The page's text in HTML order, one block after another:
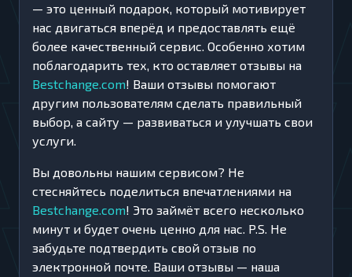
— это ценный подарок, который мотивирует
нас двигаться вперёд и предоставлять ещё
более качественный сервис. Особенно хотим
поблагодарить тех, кто оставляет отзывы на
Bestchange.com! Ваши отзывы помогают
другим пользователям сделать правильный
выбор, а сайту — развиваться и улучшать свои
услуги.
Вы довольны нашим сервисом? Не
стесняйтесь поделиться впечатлениями на
Bestchange.com! Это займёт всего несколько
минут и будет очень ценно для нас. P.S. Не
забудьте подтвердить свой отзыв по
электронной почте. Ваши отзывы — наша